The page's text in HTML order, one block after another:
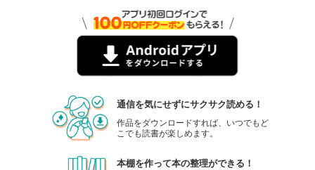
通信を気にせずにサクサク読める！
作品をダウンロードすれば、いつでもど
こでも読書が楽しめます。
本棚を作って本の整理ができる！